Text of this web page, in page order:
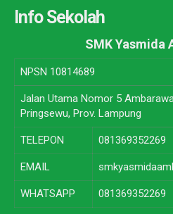
Info Sekolah
SMK Yasmida
NPSN 10814689
Jalan Utama Nomor 5
Pringsewu, Prov. Lampung
TELEPON 081369352269
EMAIL
WHATSAPP 081369352269